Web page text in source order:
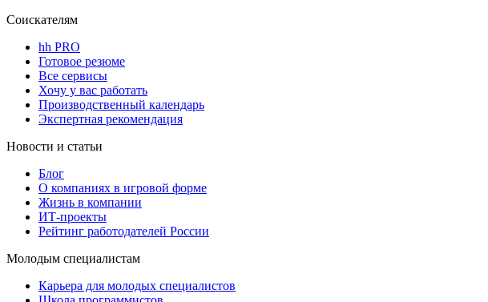
Соискателям
hh PRO
Готовое резюме
Все сервисы
Хочу у вас работать
Производственный календарь
Экспертная рекомендация
Новости и статьи
Блог
О компаниях в игровой форме
Жизнь в компании
ИТ-проекты
Рейтинг работодателей России
Молодым специалистам
Карьера для молодых специалистов